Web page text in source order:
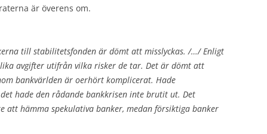
är överens om.
till stabilitetsfonden är dömt att misslyckas. /…/ Enligt
avgifter utifrån vilka risker de tar. Det är dömt att
bankvärlden är oerhört komplicerat. Hade
hade den rådande bankkrisen inte brutit ut. Det
att hämma spekulativa banker, medan försiktiga banker